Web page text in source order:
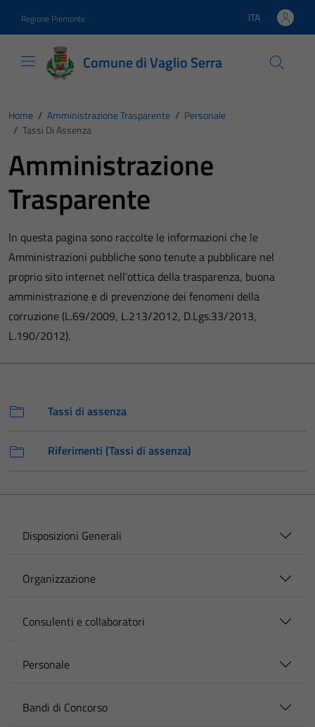
Regione Piemonte Lingua attiva:
ITA
Comune di Vaglio Serra
Home / Amministrazione Trasparente / Personale
/ Tassi Di Assenza
Amministrazione
Trasparente
In questa pagina sono raccolte le informazioni che le
Amministrazioni pubbliche sono tenute a pubblicare nel
proprio sito internet nell’ottica della trasparenza, buona
amministrazione e di prevenzione dei fenomeni della
corruzione (L.69/2009, L.213/2012, D.Lgs.33/2013,
L.190/2012).
Tassi di assenza
Riferimenti (Tassi di assenza)
Disposizioni Generali
Organizzazione
Consulenti e collaboratori
Personale
Bandi di Concorso